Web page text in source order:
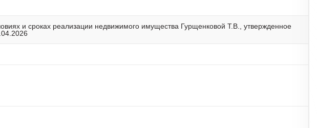
и сроках реализации недвижимого имущества Гурщенковой Т.В., утвержденное